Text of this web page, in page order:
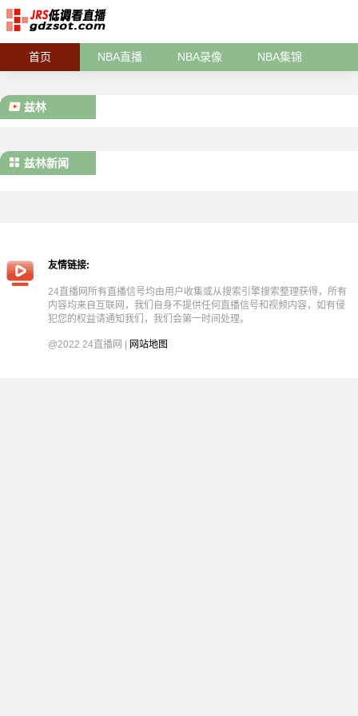
首页 NBA直播 NBA录像 NBA集锦
兹林
兹林新闻
友情链接:
24直播网所有直播信号均由用户收集或从搜索引擎搜索整理获得，所有
内容均来自互联网，我们自身不提供任何直播信号和视频内容，如有侵
犯您的权益请通知我们，我们会第一时间处理。
@2022 24直播网 | 网站地图